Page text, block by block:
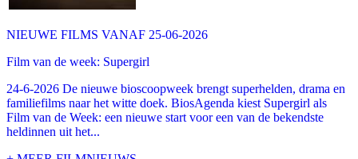
NIEUWE FILMS VANAF 25-06-2026
Film van de week: Supergirl
24-6-2026 De nieuwe bioscoopweek brengt superhelden, drama en
familiefilms naar het witte doek. BiosAgenda kiest Supergirl als
Film van de Week: een nieuwe start voor een van de bekendste
heldinnen uit het...